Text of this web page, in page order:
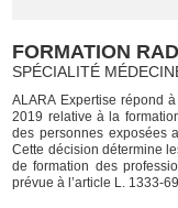
FORMATION
SPÉCIALITÉ
ALARA Expertise répond
2019 relative à la
des personnes exposées
Cette décision détermine
de formation des
prévue à l’article L. 1333-